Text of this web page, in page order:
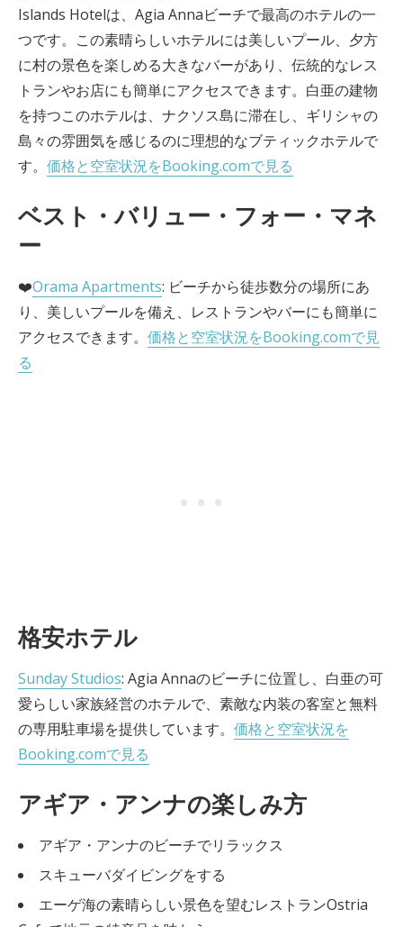
Islands Hotelは、Agia Annaビーチで最高のホテルの一
つです。この素晴らしいホテルには美しいプール、夕方
に村の景色を楽しめる大きなバーがあり、伝統的なレス
トランやお店にも簡単にアクセスできます。白亜の建物
を持つこのホテルは、ナクソス島に滞在し、ギリシャの
島々の雰囲気を感じるのに理想的なブティックホテルで
す。 価格と空室状況をBooking.comで見る
ベスト・バリュー・フォー・マネ
ー
❤️Orama Apartments: ビーチから徒歩数分の場所にあ
り、美しいプールを備え、レストランやバーにも簡単に
アクセスできます。 価格と空室状況をBooking.comで見
る
格安ホテル
Sunday Studios: Agia Annaのビーチに位置し、白亜の可
愛らしい家族経営のホテルで、素敵な内装の客室と無料
の専用駐車場を提供しています。 価格と空室状況を
Booking.comで見る
アギア・アンナの楽しみ方
アギア・アンナのビーチでリラックス
スキューバダイビングをする
エーゲ海の素晴らしい景色を望むレストランOstria